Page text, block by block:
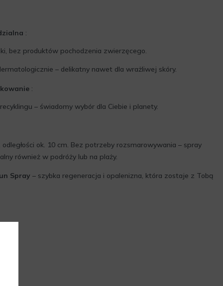
:
bez produktów pochodzenia zwierzęcego.
– delikatny nawet dla wrażliwej skóry.
:
– świadomy wybór dla Ciebie i planety.
odległości ok. 10 cm. Bez potrzeby rozsmarowywania – spray
również w podróży lub na plaży.
Spray – szybka regeneracja i opalenizna, która zostaje z Tobą